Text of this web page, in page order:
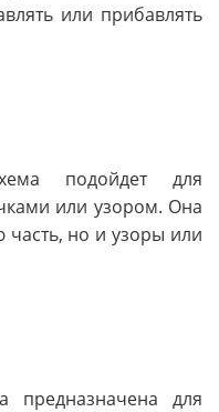
или прибавлять
подойдет для
или узором. Она
часть, но и узоры или
предназначена для